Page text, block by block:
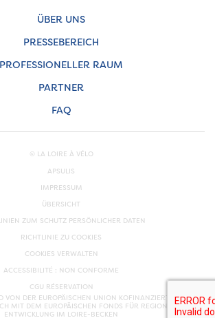
ÜBER UNS
PRESSEBEREICH
PROFESSIONELLER RAUM
PARTNER
FAQ
© LA LOIRE À VÉLO
APSULIS
IMPRESSUM
ÜBERSICHT
ZUM SCHUTZ PERSÖNLICHER DATEN
RICHTLINIE ZU COOKIES
COOKIES VERWALTEN
ACCESSIBILITÉ : NON CONFORME
CGU RÉSERVATION
VON DER EUROPÄISCHEN UNION KOFINANZIERT. EUROPA
MIT DEM EUROPÄISCHEN FONDS FÜR REGIONALE
ENTWICKLUNG IM LOIRE-BECKEN